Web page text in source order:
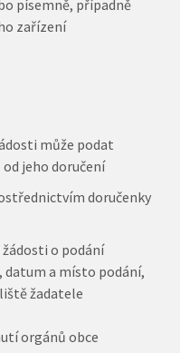
písemně, případně
zařízení
může podat
jeho doručení
doručenky
o podání
datum a místo podání,
žadatele
orgánů obce